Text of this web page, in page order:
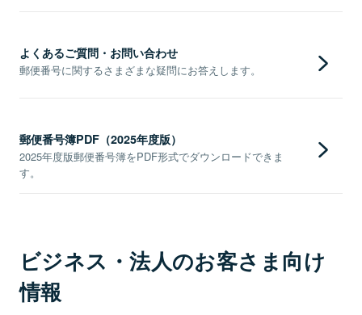
よくあるご質問・お問い合わせ
郵便番号に関するさまざまな疑問にお答えします。
郵便番号簿PDF（2025年度版）
2025年度版郵便番号簿をPDF形式でダウンロードできま
す。
ビジネス・法人のお客さま向け
情報